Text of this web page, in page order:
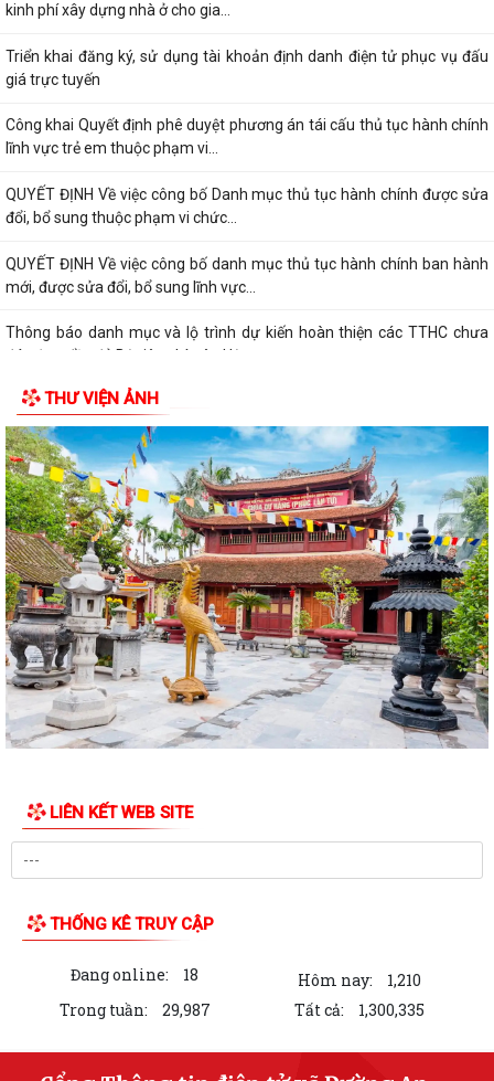
kinh phí xây dựng nhà ở cho gia...
Triển khai đăng ký, sử dụng tài khoản định danh điện tử phục vụ đấu
giá trực tuyến
Công khai Quyết định phê duyệt phương án tái cấu thủ tục hành chính
lĩnh vực trẻ em thuộc phạm vi...
QUYẾT ĐỊNH Về việc công bố Danh mục thủ tục hành chính được sửa
đổi, bổ sung thuộc phạm vi chức...
QUYẾT ĐỊNH Về việc công bố danh mục thủ tục hành chính ban hành
mới, được sửa đổi, bổ sung lĩnh vực...
Thông báo danh mục và lộ trình dự kiến hoàn thiện các TTHC chưa
đáp ứng đầy đủ Bộ tiêu chí trên Hệ...
QUYẾT ĐỊNH Về việc công bố thủ tục hành chính nội bộ mới ban hành
thuộc phạm vi chức năng quản lý...
CÔNG VĂN thực hiện TTHC trên hệ thống TTQGTTHC tập trung của Bộ
Tư pháp
Công khai niêm yết nội dung TTHC mới ban hành, được sửa đổi, bổ
sung lĩnh vực phát thanh truyền...
Hội trại hè xanh truyền thống thiếu niên, nhi đồng thôn Chí Minh
CẢNH BÁO: Giả mạo giấy mời cung cấp hồ sơ đất đai để lừa đảo người
dân
QUYẾT ĐỊNH: Về việc công bố Danh mục thủ tục hành chính mới ban
hành, được sửa đổi, bổ sung và bị...
thuộc phạm vi chức năng quản lý...
Hội nghị tập huấn triển khai thủ tục hành chính của Đảng trên môi
HĐND XÃ ĐƯỜNG AN KHÓA II, NHIỆM KỲ 2026 – 2031, TỔ CHỨC
QUYẾT ĐỊNH: Về việc công bố danh mục thủ tục hành chính ban hành
mới, được sửa đổi, bổ sung lĩnh...
Xã Đường An tổ chức điểm cầu trực tuyến tham dự Hội nghị toàn quốc
THƯ VIỆN ẢNH
LIÊN KẾT WEB SITE
THỐNG KÊ TRUY CẬP
Đang online: 18 Hôm nay:
1,210
Trong tuần:
29,987 Tất cả: 1,300,335